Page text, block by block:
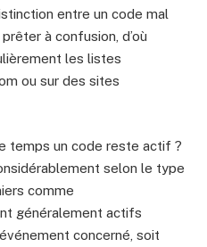
entre un code mal
à confusion, d’où
les listes
ou sur des sites
temps un code reste actif ?
selon le type
comme
généralement actifs
concerné, soit